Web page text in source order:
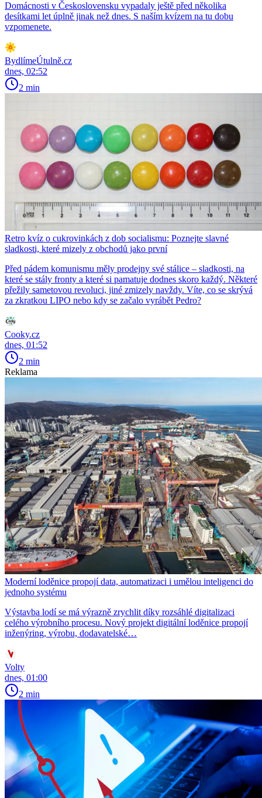
Domácnosti v Československu vypadaly ještě před několika
desítkami let úplně jinak než dnes. S naším kvízem na tu dobu
vzpomenete.
BydlímeÚtulně.cz
dnes, 02:52
2 min
Retro kvíz o cukrovinkách z dob socialismu: Poznejte slavné
sladkosti, které mizely z obchodů jako první
Před pádem komunismu měly prodejny své stálice – sladkosti, na
které se stály fronty a které si pamatuje dodnes skoro každý. Některé
přežily sametovou revoluci, jiné zmizely navždy. Víte, co se skrývá
za zkratkou LIPO nebo kdy se začalo vyrábět Pedro?
Cooky.cz
dnes, 01:52
2 min
Reklama
Moderní loděnice propojí data, automatizaci i umělou inteligenci do
jednoho systému
Výstavba lodí se má výrazně zrychlit díky rozsáhlé digitalizaci
celého výrobního procesu. Nový projekt digitální loděnice propojí
inženýring, výrobu, dodavatelské…
Volty
dnes, 01:00
2 min